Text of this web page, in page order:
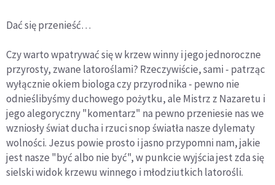
Dać się przenieść…
Czy warto wpatrywać się w krzew winny i jego jednoroczne
przyrosty, zwane latoroślami? Rzeczywiście, sami - patrząc
wyłącznie okiem biologa czy przyrodnika - pewno nie
odnieślibyśmy duchowego pożytku, ale Mistrz z Nazaretu i
jego alegoryczny "komentarz" na pewno przeniesie nas we
wzniosły świat ducha i rzuci snop światła nasze dylematy
wolności. Jezus powie prosto i jasno przypomni nam, jakie
jest nasze "być albo nie być", w punkcie wyjścia jest zda się
sielski widok krzewu winnego i młodziutkich latorośli.